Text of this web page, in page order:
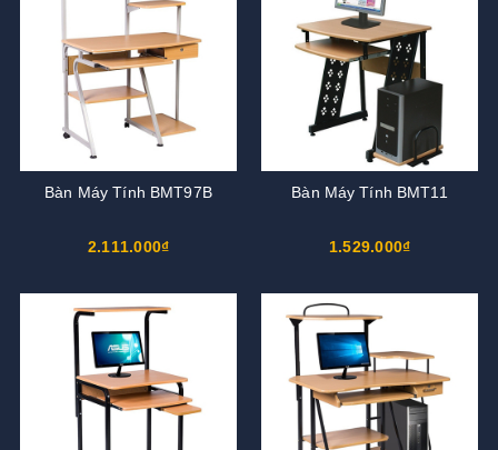
Bàn Máy Tính BMT97B
2.111.000₫
Bàn Máy Tính BMT11
1.529.000₫